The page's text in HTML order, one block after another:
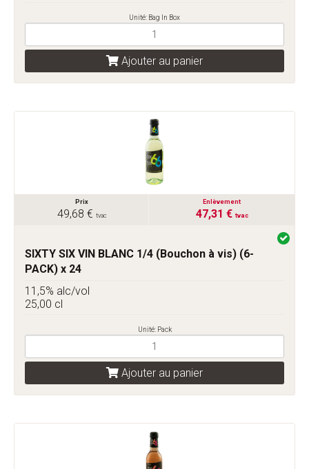
Unité: Bag In Box
Ajouter au panier
Prix
49,68 € tvac
Enlèvement
47,31 € tvac
SIXTY SIX VIN BLANC 1/4 (Bouchon à vis) (6-
PACK) x 24
11,5% alc/vol
25,00 cl
Unité: Pack
Ajouter au panier